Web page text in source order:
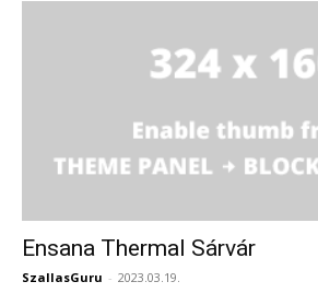
Ensana Thermal Sárvár
SzallasGuru - 2023.03.19.